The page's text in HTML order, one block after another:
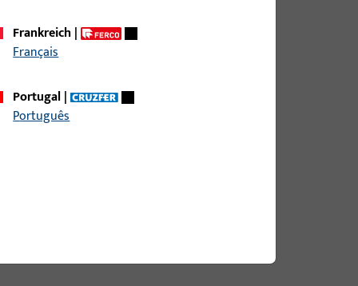
Frankreich|
Français
Portugal|
Português